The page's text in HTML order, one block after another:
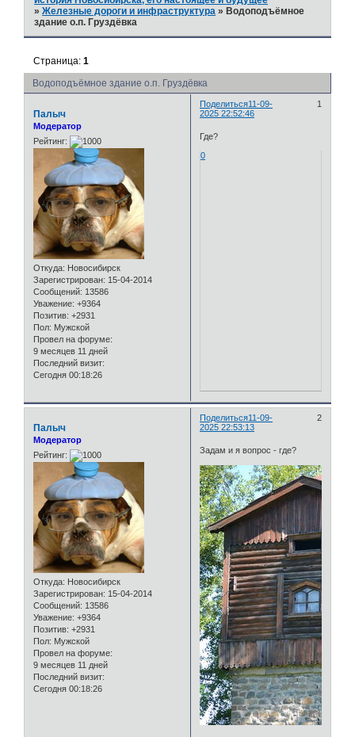
»Железные дороги и инфраструктура » Водоподъёмное
здание о.п. Груздёвка
Водоподъёмное здание о.п. Груздёвка
Страница:1
Поделиться 1
11-09-
2025 22:52:46
Палыч
Модератор
Рейтинг:
Откуда: Новосибирск
Зарегистрирован: 15-04-2014
Сообщений: 13586
Уважение: +9364
Позитив: +2931
Пол: Мужской
Провел на форуме:
9 месяцев 11 дней
Последний визит:
Сегодня 00:18:26
Где?
0
Поделиться 2
11-09-
2025 22:53:13
Палыч
Модератор
Рейтинг:
Откуда: Новосибирск
Зарегистрирован: 15-04-2014
Сообщений: 13586
Уважение: +9364
Позитив: +2931
Пол: Мужской
Провел на форуме:
9 месяцев 11 дней
Последний визит:
Сегодня 00:18:26
Задам и я вопрос - где?